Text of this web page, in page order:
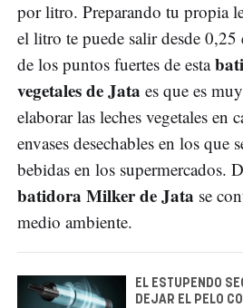
por litro. Preparando tu propia
el litro te puede salir desde 0,25
de los puntos fuertes de esta
vegetales de Jata es que es
elaborar las leches vegetales en
envases desechables en los que
bebidas en los supermercados.
batidora Milker de Jata se
medio ambiente.
EL ESTUPENDO
DEJAR EL PELO